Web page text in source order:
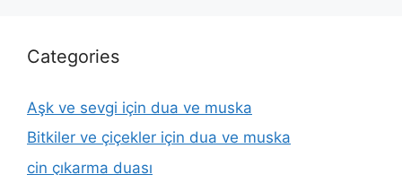
Categories
Aşk ve sevgi için dua ve muska
Bitkiler ve çiçekler için dua ve muska
cin çıkarma duası